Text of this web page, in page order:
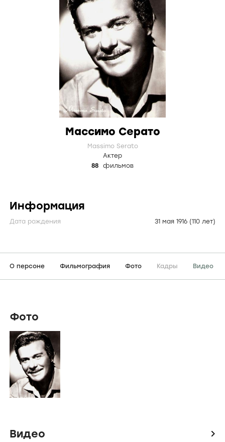
Массимо Серато
Massimo Serato
Актер
88
фильмов
Информация
Дата рождения 31 мая 1916 (110 лет)
О персоне Фильмография Фото Кадры Видео
Фото
Видео icon